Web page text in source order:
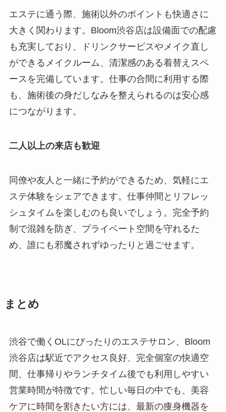
エステに通う際、施術以外のポイントも快適さに
大きく関わります。Bloom渋谷店は設備面での配慮
も充実しており、ドリンクサービスやメイク直し
ができるメイクルーム、清潔感のある着替えスペ
ースを完備しています。仕事の合間に利用する際
も、施術後の身だしなみを整えられるのは安心感
につながります。
二人以上の来店も歓迎
同僚や友人と一緒に予約ができるため、気軽にエ
ステ体験をシェアできます。仕事仲間とリフレッ
シュタイムを楽しむのも良いでしょう。完全予約
制で混雑を防ぎ、プライベート空間を守れるた
め、誰にも邪魔されずゆったりと過ごせます。
まとめ
渋谷で働くOLにぴったりのエステサロン、Bloom
渋谷店は駅近でアクセス良好、完全個室の快適空
間、仕事帰りやランチタイム後でも利用しやすい
営業時間が特徴です。忙しい毎日の中でも、美容
ケアに時間を割きたい方には、最新の痩身機器を